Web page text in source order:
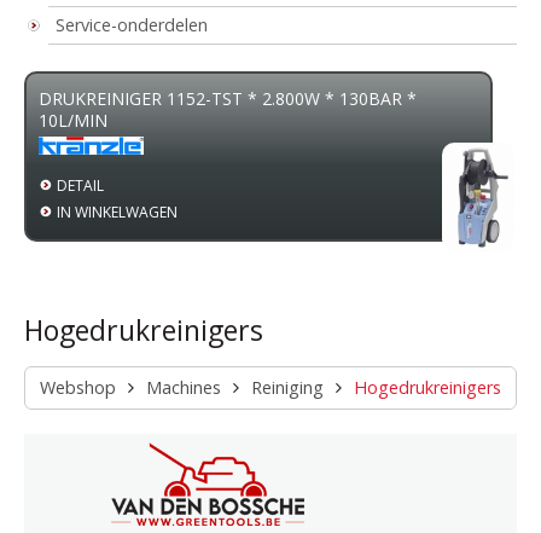
Service-onderdelen
DRUKREINIGER 1152-TST * 2.800W * 130BAR *
10L/MIN
DETAIL
IN WINKELWAGEN
Hogedrukreinigers
Webshop Machines Reiniging Hogedrukreinigers